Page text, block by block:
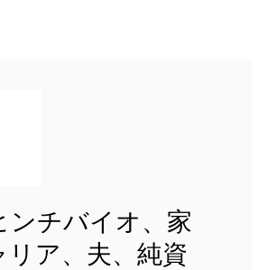
ンチバイオ、家
リア、夫、純資